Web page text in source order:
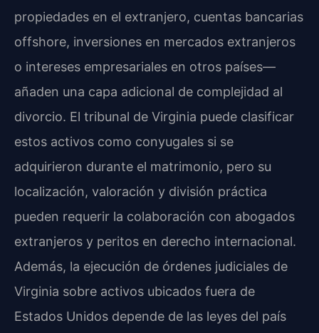
propiedades en el extranjero, cuentas bancarias
offshore, inversiones en mercados extranjeros
o intereses empresariales en otros países—
añaden una capa adicional de complejidad al
divorcio. El tribunal de Virginia puede clasificar
estos activos como conyugales si se
adquirieron durante el matrimonio, pero su
localización, valoración y división práctica
pueden requerir la colaboración con abogados
extranjeros y peritos en derecho internacional.
Además, la ejecución de órdenes judiciales de
Virginia sobre activos ubicados fuera de
Estados Unidos depende de las leyes del país